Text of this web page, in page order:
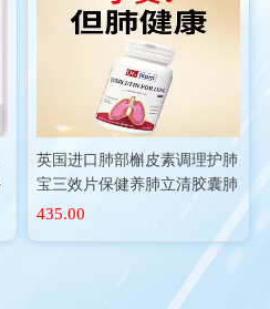
英国进口肺部槲皮素调理护肺
宝三效片保健养肺立清胶囊肺
动力二氢
435.00